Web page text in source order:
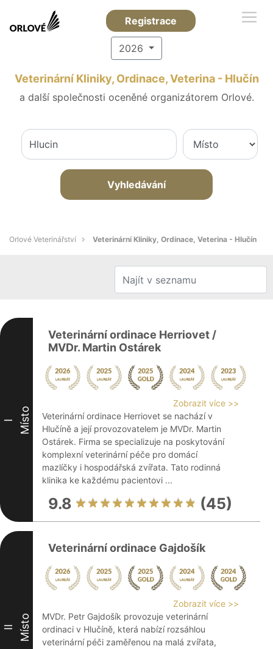
Registrace
2026
Veterinární Kliniky, Ordinace, Veterina - Hlučín
a další společnosti oceněné organizátorem Orlové.
Vyhledávání
Orlové Veterinářství Veterinární Kliniky, Ordinace, Veterina - Hlučín
I Místo
Veterinární ordinace Herriovet /
MVDr. Martin Ostárek
Zobrazit více >>
Veterinární ordinace Herriovet se nachází v
Hlučíně a její provozovatelem je MVDr. Martin
Ostárek. Firma se specializuje na poskytování
komplexní veterinární péče pro domácí
mazlíčky i hospodářská zvířata. Tato rodinná
klinika ke každému pacientovi ...
9.8 (45)
II Místo
Veterinární ordinace Gajdošík
Zobrazit více >>
MVDr. Petr Gajdošík provozuje veterinární
ordinaci v Hlučíně, která nabízí rozsáhlou
veterinární péči zaměřenou na malá zvířata,